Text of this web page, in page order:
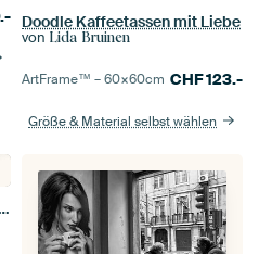
Doodle Kaffeetassen mit Liebe
von Lida Bruinen
ArtFrame™ –60×60cm CHF123.-
Größe & Material selbst wählen
- ockergelbe Silbermalerei